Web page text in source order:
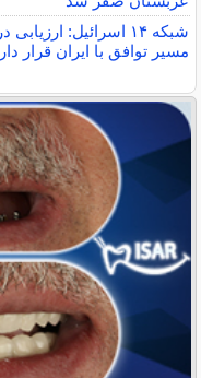
شبکه ۱۴ اسرائیل:
مسیر توافق با ایران قرار